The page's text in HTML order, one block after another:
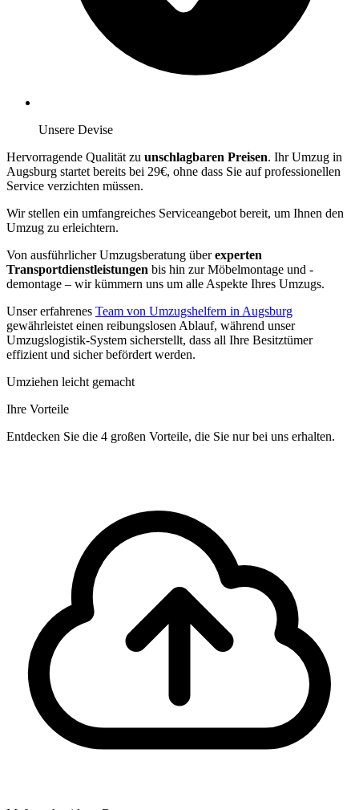
Unsere Devise
Hervorragende Qualität zu unschlagbaren Preisen. Ihr Umzug in
Augsburg startet bereits bei 29€, ohne dass Sie auf professionellen
Service verzichten müssen.
Wir stellen ein umfangreiches Serviceangebot bereit, um Ihnen den
Umzug zu erleichtern.
Von ausführlicher Umzugsberatung überexperten
Transportdienstleistungen bis hin zur Möbelmontage und -
demontage – wir kümmern uns um alle Aspekte Ihres Umzugs.
Unser erfahrenes Team von Umzugshelfern in Augsburg
gewährleistet einen reibungslosen Ablauf, während unser
Umzugslogistik-System sicherstellt, dass all Ihre Besitztümer
effizient und sicher befördert werden.
Umziehen leicht gemacht
Ihre Vorteile
Entdecken Sie die 4 großen Vorteile, die Sie nur bei uns erhalten.